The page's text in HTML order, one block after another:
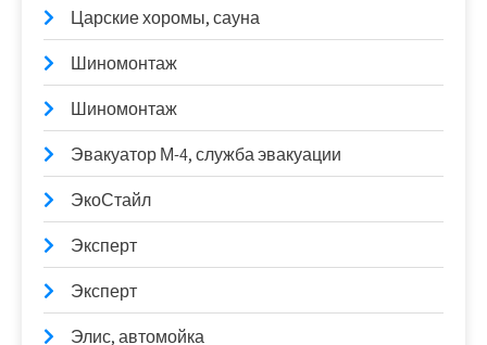
Царские хоромы, сауна
Шиномонтаж
Шиномонтаж
Эвакуатор М-4, служба эвакуации
ЭкоСтайл
Эксперт
Эксперт
Элис, автомойка